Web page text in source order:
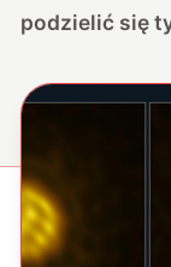
podzielić się